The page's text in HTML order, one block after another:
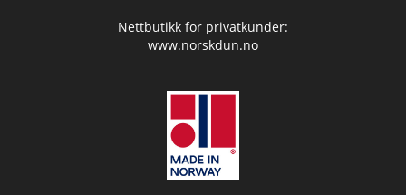
Nettbutikk for privatkunder:
www.norskdun.no